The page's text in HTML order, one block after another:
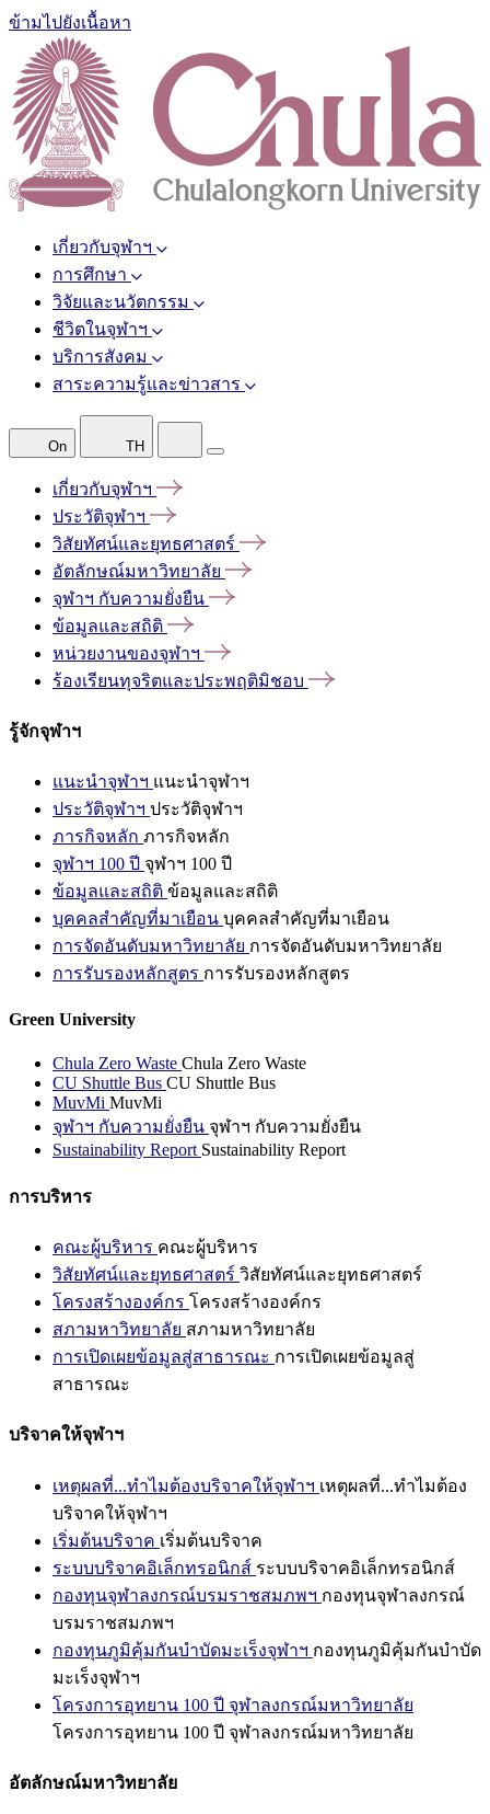
ข้ามไปยังเนื้อหา
เกี่ยวกับจุฬาฯ
การศึกษา
วิจัยและนวัตกรรม
ชีวิตในจุฬาฯ
บริการสังคม
สาระความรู้และข่าวสาร
On TH
เกี่ยวกับจุฬาฯ
ประวัติจุฬาฯ
วิสัยทัศน์และยุทธศาสตร์
อัตลักษณ์มหาวิทยาลัย
จุฬาฯ กับความยั่งยืน
ข้อมูลและสถิติ
หน่วยงานของจุฬาฯ
ร้องเรียนทุจริตและประพฤติมิชอบ
รู้จักจุฬาฯ
แนะนำจุฬาฯ แนะนำจุฬาฯ
ประวัติจุฬาฯ ประวัติจุฬาฯ
ภารกิจหลัก ภารกิจหลัก
จุฬาฯ 100 ปี จุฬาฯ 100 ปี
ข้อมูลและสถิติ ข้อมูลและสถิติ
บุคคลสำคัญที่มาเยือน บุคคลสำคัญที่มาเยือน
การจัดอันดับมหาวิทยาลัย การจัดอันดับมหาวิทยาลัย
การรับรองหลักสูตร การรับรองหลักสูตร
Green University
Chula Zero Waste Chula Zero Waste
CU Shuttle Bus CU Shuttle Bus
MuvMi MuvMi
จุฬาฯ กับความยั่งยืน จุฬาฯ กับความยั่งยืน
Sustainability Report Sustainability Report
การบริหาร
คณะผู้บริหาร คณะผู้บริหาร
วิสัยทัศน์และยุทธศาสตร์ วิสัยทัศน์และยุทธศาสตร์
โครงสร้างองค์กร โครงสร้างองค์กร
สภามหาวิทยาลัย สภามหาวิทยาลัย
การเปิดเผยข้อมูลสู่สาธารณะ การเปิดเผยข้อมูลสู่
สาธารณะ
บริจาคให้จุฬาฯ
เหตุผลที่...ทำไมต้องบริจาคให้จุฬาฯ เหตุผลที่...ทำไมต้อง
บริจาคให้จุฬาฯ
เริ่มต้นบริจาค เริ่มต้นบริจาค
ระบบบริจาคอิเล็กทรอนิกส์ ระบบบริจาคอิเล็กทรอนิกส์
กองทุนจุฬาลงกรณ์บรมราชสมภพฯ กองทุนจุฬาลงกรณ์
บรมราชสมภพฯ
กองทุนภูมิคุ้มกันบำบัดมะเร็งจุฬาฯ กองทุนภูมิคุ้มกันบำบัด
มะเร็งจุฬาฯ
โครงการอุทยาน 100 ปี จุฬาลงกรณ์มหาวิทยาลัย
โครงการอุทยาน 100 ปี จุฬาลงกรณ์มหาวิทยาลัย
อัตลักษณ์มหาวิทยาลัย